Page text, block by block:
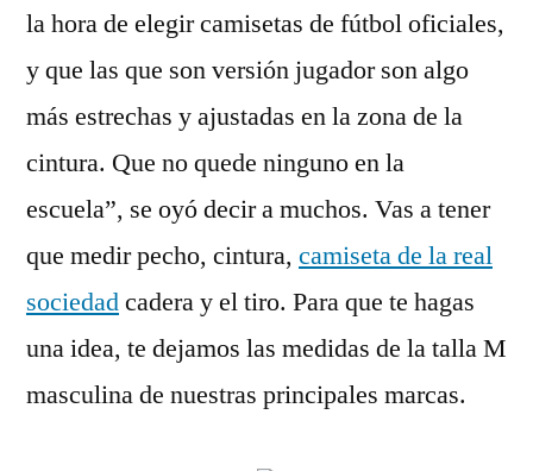
la hora de elegir camisetas de fútbol oficiales,
y que las que son versión jugador son algo
más estrechas y ajustadas en la zona de la
cintura. Que no quede ninguno en la
escuela”, se oyó decir a muchos. Vas a tener
que medir pecho, cintura, camiseta de la real
sociedadcadera y el tiro. Para que te hagas
una idea, te dejamos las medidas de la talla M
masculina de nuestras principales marcas.